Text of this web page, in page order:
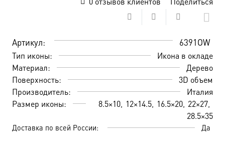
Артикул: 6391OW
Тип иконы:
Икона в окладе
Материал:
Дерево
Поверхность:
3D объем
Производитель:
Италия
Размер иконы:
8.5×10 12×14.5 16.5×20 22×27
28.5×35
Доставка по всей России: Да